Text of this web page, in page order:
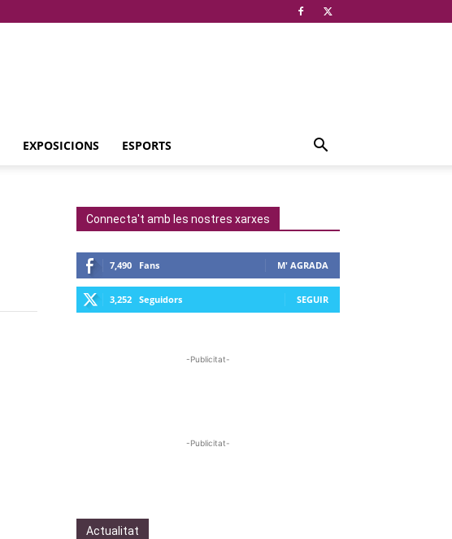
EXPOSICIONS ESPORTS
Connecta't amb les nostres xarxes
7,490 Fans M' AGRADA
3,252 Seguidors SEGUIR
-Publicitat-
-Publicitat-
Actualitat